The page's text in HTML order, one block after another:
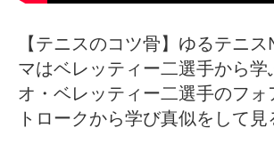
【テニスのコツ骨】ゆるテニ
マはベレッティー二選手から学
オ・ベレッティー二選手のフォ
トロークから学び真似をして見